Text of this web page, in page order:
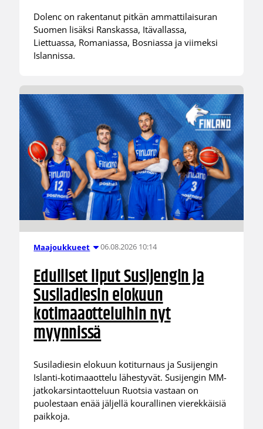
Dolenc on rakentanut pitkän ammattilaisuran
Suomen lisäksi Ranskassa, Itävallassa,
Liettuassa, Romaniassa, Bosniassa ja viimeksi
Islannissa.
Maajoukkueet 06.08.2026 10:14
Edulliset liput Susijengin ja
Susiladiesin elokuun
kotimaaotteluihin nyt
myynnissä
Susiladiesin elokuun kotiturnaus ja Susijengin
Islanti-kotimaaottelu lähestyvät. Susijengin MM-
jatkokarsintaotteluun Ruotsia vastaan on
puolestaan enää jäljellä kourallinen vierekkäisiä
paikkoja.